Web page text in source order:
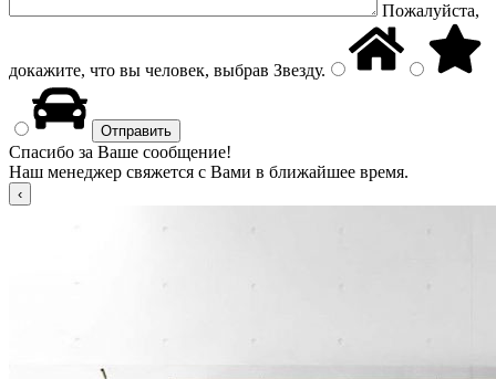
Пожалуйста,
докажите, что вы человек, выбрав Звезду.
Спасибо за Ваше сообщение!
Наш менеджер свяжется с Вами в ближайшее время.